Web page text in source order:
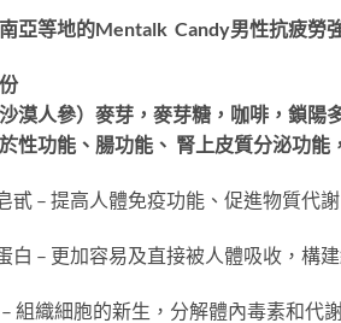
亞等地的Mentalk Candy男性抗疲勞
漠人參）麥芽，麥芽糖，咖啡，鎖陽
性功能、腸功能、 腎上皮質分泌功
甙 – 提高人體免疫功能、促進物質代
白 – 更加容易及直接被人體吸收，構
組織細胞的新生，分解體內毒素和代